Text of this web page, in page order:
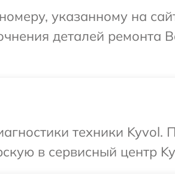
указанному на
деталей ремонта
техники Kyvol.
в сервисный центр